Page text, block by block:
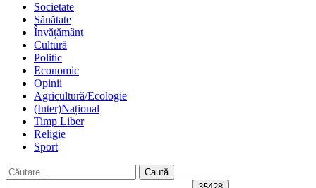
Societate
Sănătate
Învățământ
Cultură
Politic
Economic
Opinii
Agricultură/Ecologie
(Inter)Național
Timp Liber
Religie
Sport
Caută
după: